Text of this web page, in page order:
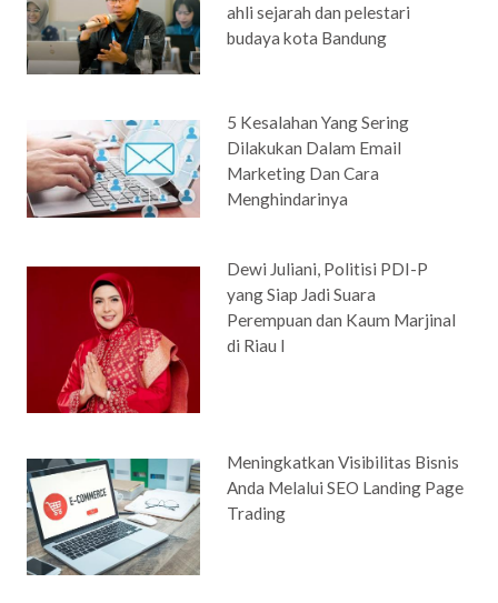
ahli sejarah dan pelestari
budaya kota Bandung
5 Kesalahan Yang Sering
Dilakukan Dalam Email
Marketing Dan Cara
Menghindarinya
Dewi Juliani, Politisi PDI-P
yang Siap Jadi Suara
Perempuan dan Kaum Marjinal
di Riau I
Meningkatkan Visibilitas Bisnis
Anda Melalui SEO Landing Page
Trading